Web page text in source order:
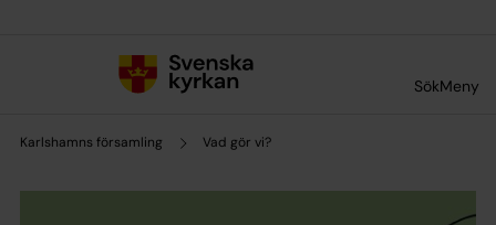
SökMeny
Karlshamns församling Vad gör vi?